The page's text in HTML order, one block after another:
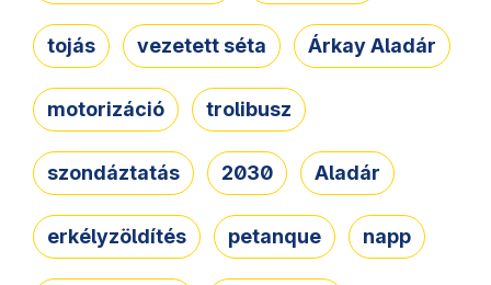
tojás vezetett séta Árkay Aladár
motorizáció trolibusz
szondáztatás 2030 Aladár
erkélyzöldítés petanque napp